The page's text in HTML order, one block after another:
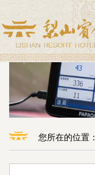
您所在的位置：